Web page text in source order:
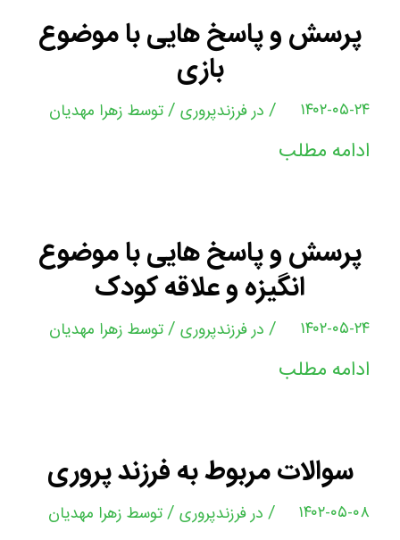
پرسش و پاسخ هایی با موضوع
بازی
۱۴۰۲-۰۵-۲۴ / درفرزندپروری /توسط زهرا مهدیان
ادامه مطلب
پرسش و پاسخ هایی با موضوع
انگیزه و علاقه کودک
۱۴۰۲-۰۵-۲۴ / درفرزندپروری /توسط زهرا مهدیان
ادامه مطلب
سوالات مربوط به فرزند پروری
۱۴۰۲-۰۵-۰۸ / درفرزندپروری /توسط زهرا مهدیان